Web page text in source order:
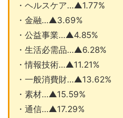
・ヘルスケア…▲1.77%
・金融…▲3.69%
・公益事業…▲4.85%
・生活必需品…▲6.28%
・情報技術…▲11.21%
・一般消費財…▲13.62%
・素材…▲15.59%
・通信…▲17.29%